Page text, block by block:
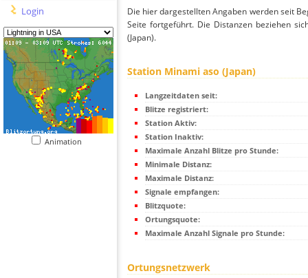
Login
Animation
Die hier dargestellten Angaben werden seit
Seite fortgeführt. Die Distanzen beziehen
(Japan).
Station Minami aso (Japan)
Langzeitdaten seit:
Blitze registriert:
Station Aktiv:
Station Inaktiv:
Maximale Anzahl Blitze pro Stunde:
Minimale Distanz:
Maximale Distanz:
Signale empfangen:
Blitzquote:
Ortungsquote:
Maximale Anzahl Signale pro Stunde:
Ortungsnetzwerk